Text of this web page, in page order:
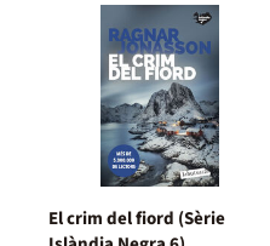
El crim del fiord (Sèrie